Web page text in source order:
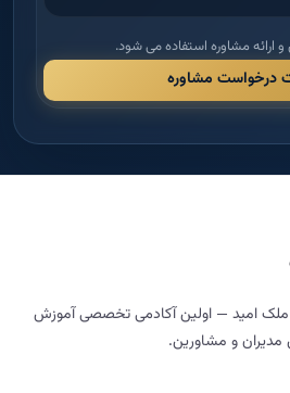
ارائه مشاوره استفاده می شود.
درخواست مشاوره
امید — اولین آکادمی تخصصی آموزش
مدیران و مشاورین.